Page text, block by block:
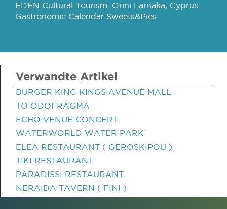
EDEN Cultural Tourism: Orini Larnaka, Cyprus
Gastronomic Calendar Sweets&Pies
Verwandte Artikel
BURGER KING KINGS AVENUE MALL
TO ODOFRAGMA
ECHO VENUE CONCERT
WATERWORLD WATER PARK
ELEA RESTAURANT ( GEROSKIPOU )
TIKI RESTAURANT
PARADISSI RESTAURANT
NERAIDA TAVERN ( FINI )